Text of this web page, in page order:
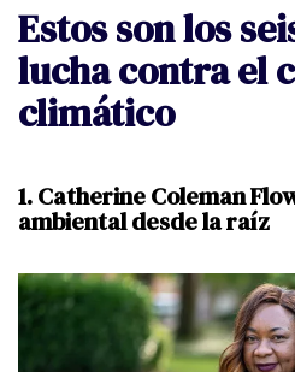
Estos son los
lucha contra el
climático
1. Catherine Coleman
ambiental desde la raíz